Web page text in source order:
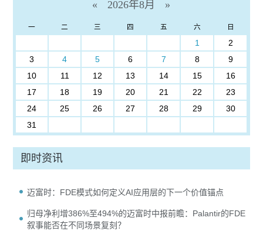
« 2026年8月 »
一 二 三 四 五 六 日
1
2
3
4 5 6 7 8
9
10
11 12 13 14 15
16
17
18 19 20 21 22
23
24
25 26 27 28 29
30
31
即时资讯
迈富时：FDE模式如何定义AI应用层的下一个价值锚点
归母净利增386%至494%的迈富时中报前瞻：Palantir的FDE
叙事能否在不同场景复刻？